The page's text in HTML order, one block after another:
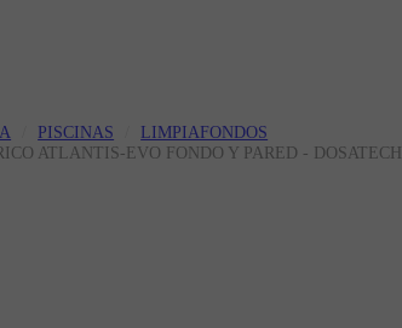
PISCINAS
LIMPIAFONDOS
ATLANTIS-EVO FONDO Y PARED - DOSATECH